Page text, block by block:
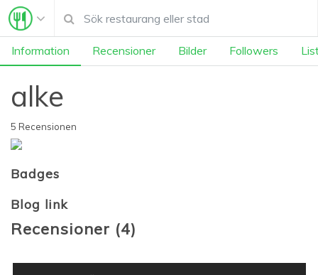
Information Recensioner Bilder Followers
alke
5 Recensionen
Badges
Blog link
Recensioner (4)